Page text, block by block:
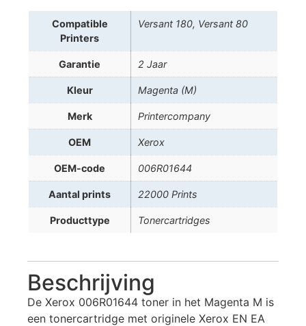
Compatible
Printers
Versant 180, Versant 80
Garantie 2 Jaar
Kleur Magenta (M)
Merk Printercompany
OEM Xerox
OEM-code 006R01644
Aantal prints 22000 Prints
Producttype Tonercartridges
Beschrijving
De Xerox 006R01644 toner in het Magenta M is
een tonercartridge met originele Xerox EN EA